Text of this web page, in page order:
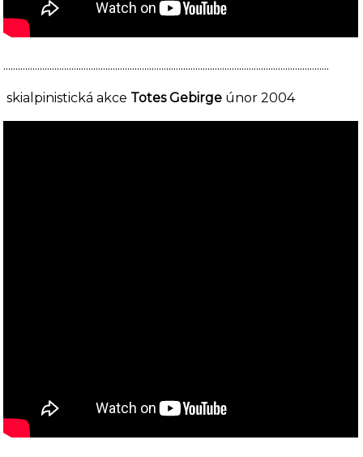
......................................................................................................................................
skialpinistická akce Totes Gebirge únor 2004